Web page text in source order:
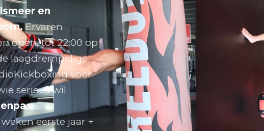
en
Ervaren
open, tot 22:00 op
laagdrempelige
voor
serieus wil
eerste jaar +